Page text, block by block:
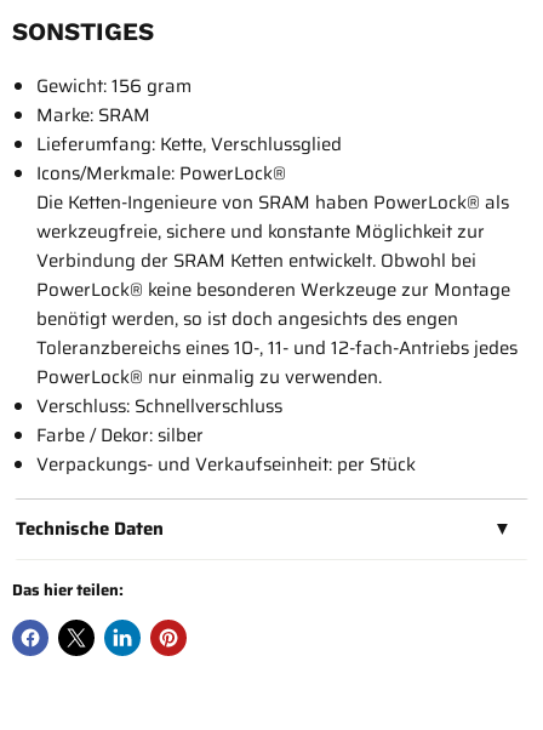
SONSTIGES
Gewicht:156 gram
Marke: SRAM
Lieferumfang: Kette, Verschlussglied
Icons/Merkmale: PowerLock®
Die Ketten-Ingenieure von SRAM haben PowerLock® als
werkzeugfreie, sichere und konstante Möglichkeit zur
Verbindung der SRAM Ketten entwickelt. Obwohl bei
PowerLock® keine besonderen Werkzeuge zur Montage
benötigt werden, so ist doch angesichts des engen
Toleranzbereichs eines 10-, 11- und 12-fach-Antriebs jedes
PowerLock® nur einmalig zu verwenden.
Verschluss: Schnellverschluss
Farbe / Dekor:silber
Verpackungs- und Verkaufseinheit: per Stück
Technische Daten ▼
Das hier teilen: